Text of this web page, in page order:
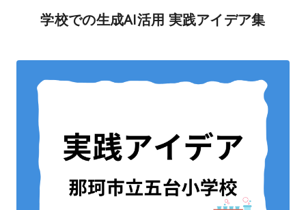
学校での生成AI活用 実践アイデア集